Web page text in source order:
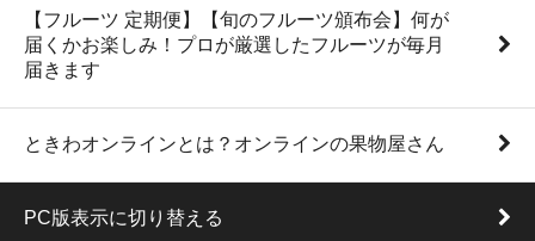
【フルーツ 定期便】【旬のフルーツ頒布会】何が
届くかお楽しみ！プロが厳選したフルーツが毎月
届きます
ときわオンラインとは？オンラインの果物屋さん
PC版表示に切り替える